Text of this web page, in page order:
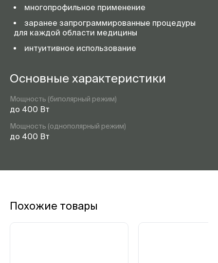
многопрофильное применение
заранее запрограммированные процедуры
для каждой области медицины
интуитивное использование
Основные характеристики
Мощность (биполярный режим)
до 400 Вт
Мощность (однополярный режим)
до 400 Вт
Похожие товары